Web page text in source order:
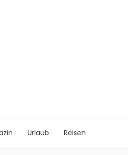
Urlaub Reisen